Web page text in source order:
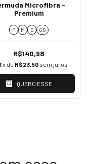
Microfibra -
Premium
P M G GG
R$140,98
x de R$23,50 sem juros
QUERO ESSE